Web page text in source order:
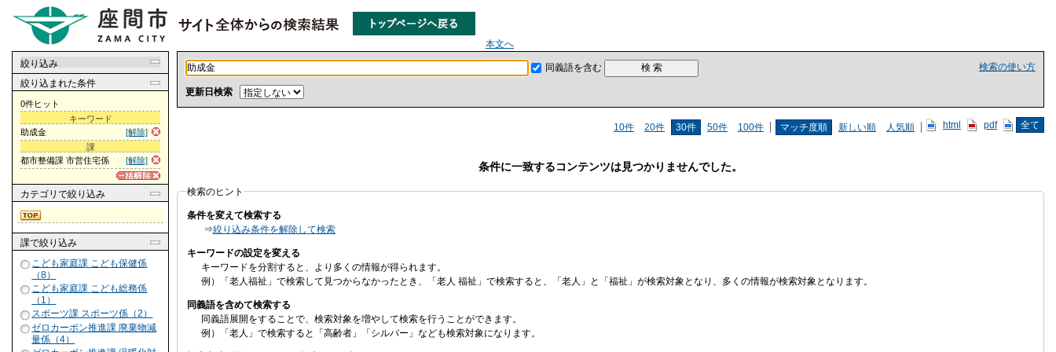
本文へ
絞り込み
絞り込まれた条件
0件ヒット
キーワード
[解除]
助成金
課
[解除]
都市整備課 市営住宅係
カテゴリ で絞り込み
課で絞り込み
こども家庭課 こども保健係
（8）
こども家庭課 こども総務係
（1）
スポーツ課 スポーツ係（2）
ゼロカーボン推進課 廃棄物減
量係（4）
検索の使い方
同義語を含む
更新日検索
10件 20件 30件 50件 100件 マッチ度順 新しい順 人気順 html pdf 全て
条件に一致するコンテンツは見つかりませんでした。
検索のヒント
条件を変えて検索する
⇒絞り込み条件を解除して検索
キーワードの設定を変える
キーワードを分割すると、より多くの情報が得られます。
例）「老人福祉」で検索して見つからなかったとき、「老人 福祉」で検索すると、「老人」と「福祉」が検索対象となり、多くの情報が検索対象となります。
同義語を含めて検索する
同義語展開をすることで、検索対象を増やして検索を行うことができます。
例）「老人」で検索すると「高齢者」「シルバー」なども検索対象になります。